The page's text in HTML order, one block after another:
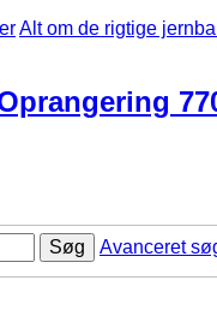
Alt om de rigtige
Søg
Avanceret